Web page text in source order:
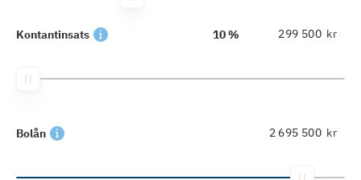
Kontantinsats 10 % kr
Bolån kr